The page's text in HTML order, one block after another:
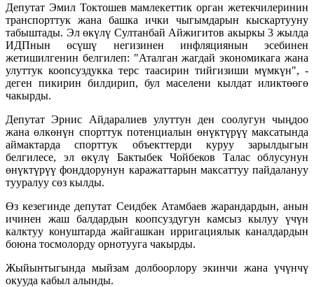
Депутат Эмил Токтошев мамлекеттик орган жетекчилеринин
транспорттук жана башка ички чыгымдарын кыскартууну
табыштады. Эл өкүлү Султанбай Айжигитов акыркы 3 жылда
ИДПнын өсүшү негизинен инфляциянын эсебинен
жетишилгенин белгилеп: "Аталган жагдай экономикага жана
улуттук коопсуздукка терс таасирин тийгизиши мүмкүн", -
деген пикирин билдирип, бул маселени кылдат иликтөөгө
чакырды.
Депутат Эрнис Айдаралиев улуттун ден соолугун чыңдоо
жана өлкөнүн спорттук потенциалын өнүктүрүү максатында
аймактарда спорттук объекттерди куруу зарылдыгын
белгилесе, эл өкүлү Бактыбек Чойбеков Талас облусунун
өнүктүрүү фонддорунун каражаттарын максаттуу пайдалануу
тууралуу сөз кылды.
Өз кезегинде депутат Сеидбек Атамбаев жарандардын, анын
ичинен жаш балдардын коопсуздугун камсыз кылуу үчүн
калктуу конуштарда жайгашкан ирригациялык каналдардын
боюна тосмолорду орнотууга чакырды.
Жыйынтыгында мыйзам долбоорлору экинчи жана үчүнчү
окууда кабыл алынды.